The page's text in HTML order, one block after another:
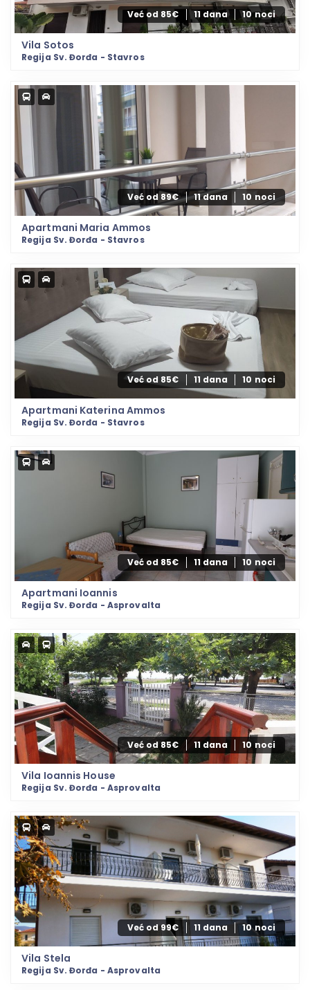
Već od 85€ 11 dana 10 noci
Vila Sotos
Regija Sv. Đorđa - Stavros
Već od 89€ 11 dana 10 noci
Apartmani Maria Ammos
Regija Sv. Đorđa - Stavros
Već od 85€ 11 dana 10 noci
Apartmani Katerina Ammos
Regija Sv. Đorđa - Stavros
Već od 85€ 11 dana 10 noci
Apartmani Ioannis
Regija Sv. Đorđa - Asprovalta
Već od 85€ 11 dana 10 noci
Vila Ioannis House
Regija Sv. Đorđa - Asprovalta
Već od 99€ 11 dana 10 noci
Vila Stela
Regija Sv. Đorđa - Asprovalta